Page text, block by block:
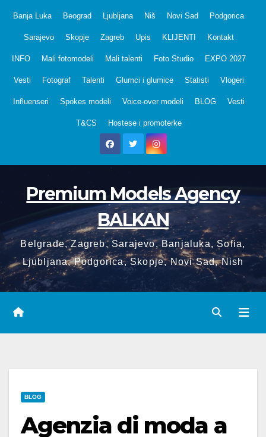
Banja Luka Beograd Ljubljana Niš Novi Sad Podgorica
Sarajevo Skopje Zagreb Upis KLIJENTI Kontakt
INFO Mali fotomodeli Mali talenti Foto Studio EXPO 2027
Vesti Fotograf Talenti Glumci i glumice Statisti Vlogeri
Influenseri Spokes modeli Voice-over modeli BLOG Vesti
T&CS Hostese i promoterke
Premium Models Agency
BALKAN
Belgrade, Zagreb, Sarajevo, Banjaluka, Sofia,
Ljubljana, Podgorica, Skopje, Novi Sad, Nish
BLOG
Agenzia di moda a